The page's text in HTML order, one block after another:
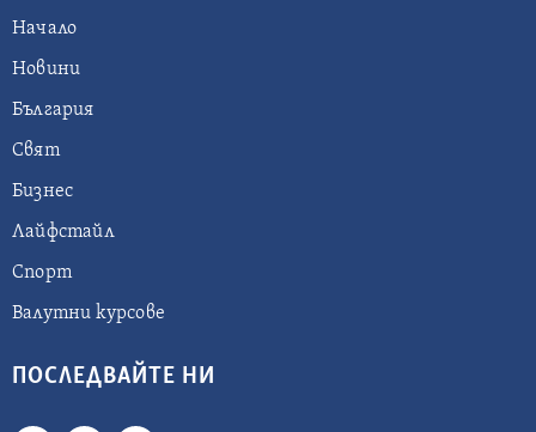
Начало
Новини
България
Свят
Бизнес
Лайфстайл
Спорт
Валутни курсове
ПОСЛЕДВАЙТЕ НИ